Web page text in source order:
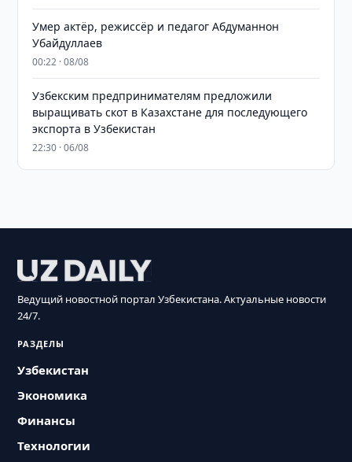
Умер актёр, режиссёр и педагог Абдуманнон
Убайдуллаев
00:22 · 08/08
Узбекским предпринимателям предложили
выращивать скот в Казахстане для последующего
экспорта в Узбекистан
22:30 · 06/08
Ведущий новостной портал Узбекистана. Актуальные новости
24/7.
РАЗДЕЛЫ
Узбекистан
Экономика
Финансы
Технологии